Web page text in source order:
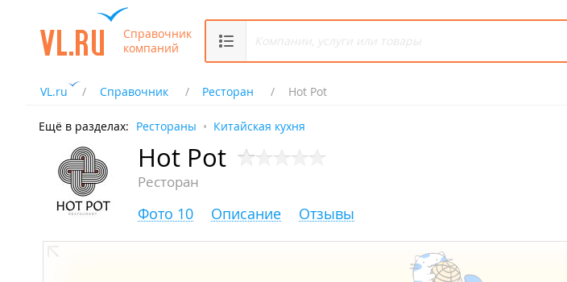
Справочник
компаний
VL.ru Справочник Ресторан Hot Pot
Ещё в разделах: Рестораны Китайская кухня
Hot Pot
Ресторан
Фото 10 Описание Отзывы